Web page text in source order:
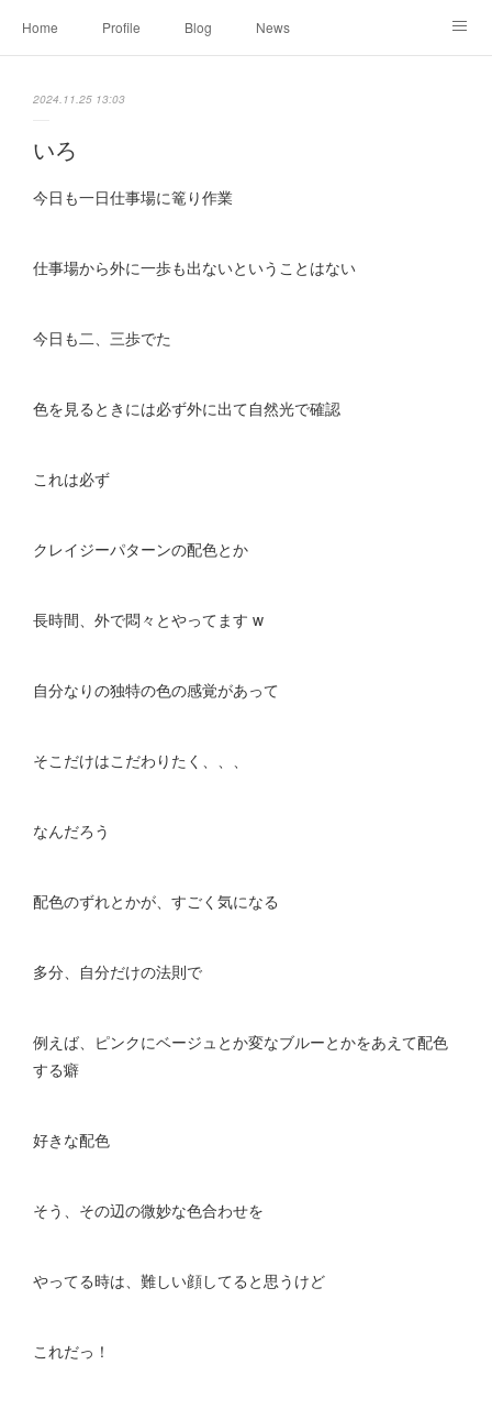
Home Profile Blog News
2024.11.25 13:03
いろ
今日も一日仕事場に篭り作業
仕事場から外に一歩も出ないということはない
今日も二、三歩でた
色を見るときには必ず外に出て自然光で確認
これは必ず
クレイジーパターンの配色とか
長時間、外で悶々とやってます w
自分なりの独特の色の感覚があって
そこだけはこだわりたく、、、
なんだろう
配色のずれとかが、すごく気になる
多分、自分だけの法則で
例えば、ピンクにベージュとか変なブルーとかをあえて配色
する癖
好きな配色
そう、その辺の微妙な色合わせを
やってる時は、難しい顔してると思うけど
これだっ！